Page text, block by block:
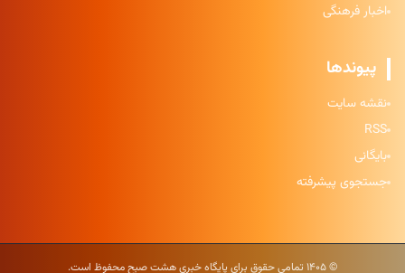
اخبار فرهنگی
پیوندها
نقشه سایت
RSS
بایگانی
جستجوی پیشرفته
© ۱۴۰۵ تمامی حقوق برای پایگاه خبری هشت صبح محفوظ است.